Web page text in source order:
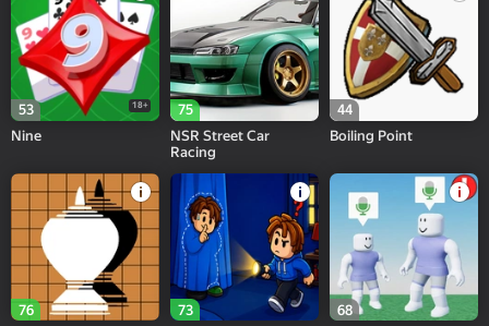
53 18+
Nine
75
NSR Street Car
Racing
44
Boiling Point
76
73
68